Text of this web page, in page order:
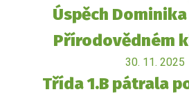
Úspěch
Přírodovědném
30. 11. 2025
Třída 1.B pátrala